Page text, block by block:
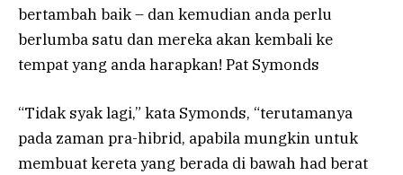
bertambah baik – dan kemudian anda perlu
berlumba satu dan mereka akan kembali ke
tempat yang anda harapkan! Pat Symonds
“Tidak syak lagi,” kata Symonds, “terutamanya
pada zaman pra-hibrid, apabila mungkin untuk
membuat kereta yang berada di bawah had berat